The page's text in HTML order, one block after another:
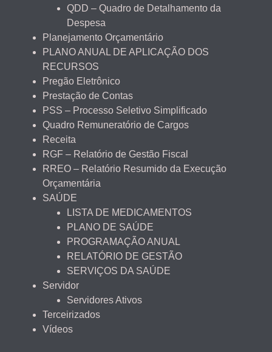
QDD – Quadro de Detalhamento da
Despesa
Planejamento Orçamentário
PLANO ANUAL DE APLICAÇÃO DOS
RECURSOS
Pregão Eletrônico
Prestação de Contas
PSS – Processo Seletivo Simplificado
Quadro Remuneratório de Cargos
Receita
RGF – Relatório de Gestão Fiscal
RREO – Relatório Resumido da Execução
Orçamentária
SAÚDE
LISTA DE MEDICAMENTOS
PLANO DE SAÚDE
PROGRAMAÇÃO ANUAL
RELATÓRIO DE GESTÃO
SERVIÇOS DA SAÚDE
Servidor
Servidores Ativos
Terceirizados
Vídeos